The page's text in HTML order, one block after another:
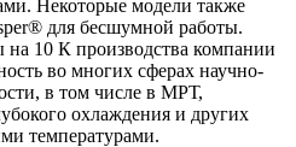
Некоторые модели также
для бесшумной работы.
10 К производства компании
во многих сферах научно-
в том числе в МРТ,
охлаждения и других
температурами.